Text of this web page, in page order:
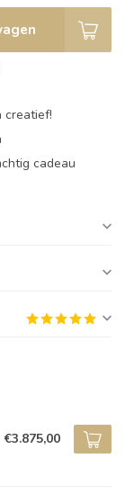
creatief!
cadeau
€3.875,00